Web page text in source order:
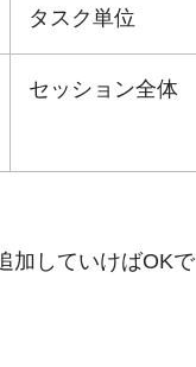
タスク単位
セッション全体
加していけばOKで